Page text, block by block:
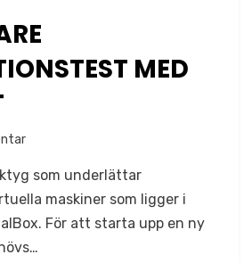
MED
på
penetrationstest
med
Vagrant
som underlättar
maskiner som ligger i
För att starta upp en ny